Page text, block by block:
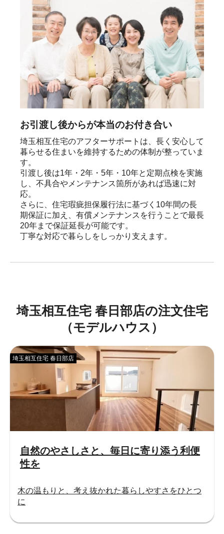
お引渡し後からが本当のお付き合い
埼玉相互住宅のアフターサポートは、長く安心して
暮らせる住まいを維持するための体制が整っていま
す。
引渡し後は1年・2年・5年・10年と定期点検を実施
し、不具合やメンテナンス箇所があれば迅速に対
応。
さらに、住宅瑕疵担保履行法に基づく10年間の長
期保証に加え、有償メンテナンスを行うことで最長
20年まで保証延長が可能です。
丁寧な対応で暮らしをしっかり支えます。
埼玉相互住宅 春日部店の注文住宅
（モデルハウス）
自然のやさしさと、毎日に寄り添う利便
性を
埼玉相互住宅 春日部店
木の温もりと、考え抜かれた暮らしやすさをひとつ
に